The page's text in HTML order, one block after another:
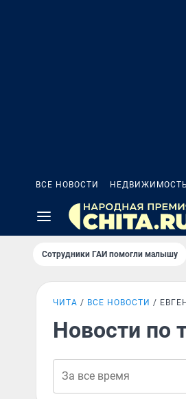
ВСЕ НОВОСТИ НЕДВИЖИМОСТЬ
Сотрудники ГАИ помогли малышу
ЧИТА ВСЕ НОВОСТИ
Новости по